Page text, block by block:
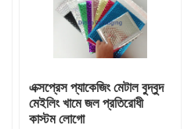
এক্সপ্রেস প্যাকেজিং মেটাল বুদ্বুদ
মেইলিং খামে জল প্রতিরোধী
কাস্টম লোগো